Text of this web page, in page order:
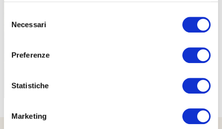
delNecessari
Preferenze
Statistiche
Marketing